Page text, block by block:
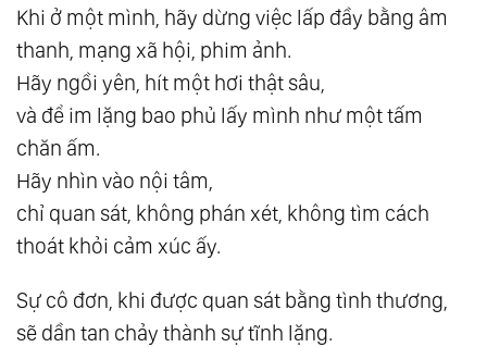
88.Giải Ngộ 55: Thế Giới Đại Đồng - Giấc Mơ
Chung Của Nhân Loại
89.Phần Vii - Chứng Ngộ
90.Chứng Ngộ 01: Hành Trình Từ Biết Đến
Sống
91.Chứng Ngộ 02: Sáu Nấc Thang Chuyển
Hóa Nội Tâm
92.Chứng Ngộ 03: Đối Diện Với Bóng Tối
93.Chứng Ngộ 04: Khi Thử Thách Trở Thành
Món Quà
Khi ở một mình, hãy dừng việc lấp đầy bằng âm
thanh, mạng xã hội, phim ảnh.
Hãy ngồi yên, hít một hơi thật sâu,
và để im lặng bao phủ lấy mình như một tấm
chăn ấm.
Hãy nhìn vào nội tâm,
chỉ quan sát, không phán xét, không tìm cách
thoát khỏi cảm xúc ấy.
Sự cô đơn, khi được quan sát bằng tình thương,
sẽ dần tan chảy thành sự tĩnh lặng.